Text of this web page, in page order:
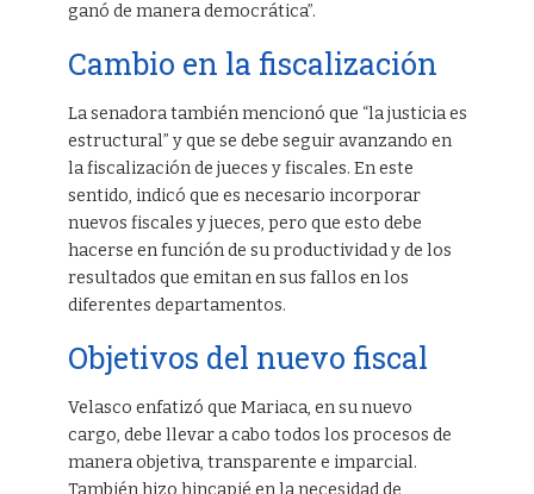
ganó de manera democrática”.
Cambio en la fiscalización
La senadora también mencionó que “la justicia es
estructural” y que se debe seguir avanzando en
la fiscalización de jueces y fiscales. En este
sentido, indicó que es necesario incorporar
nuevos fiscales y jueces, pero que esto debe
hacerse en función de su productividad y de los
resultados que emitan en sus fallos en los
diferentes departamentos.
Objetivos del nuevo fiscal
Velasco enfatizó que Mariaca, en su nuevo
cargo, debe llevar a cabo todos los procesos de
manera objetiva, transparente e imparcial.
También hizo hincapié en la necesidad de